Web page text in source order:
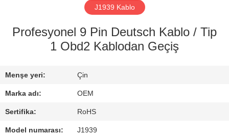
KALITE
BIZIMLE
ILETIŞIME
GEÇIN
J1939 Kablo
Profesyonel 9 Pin Deutsch Kablo / Tip
1 Obd2 Kablodan Geçiş
Menşe yeri: Çin
Marka adı: OEM
Sertifika: RoHS
Model numarası: J1939